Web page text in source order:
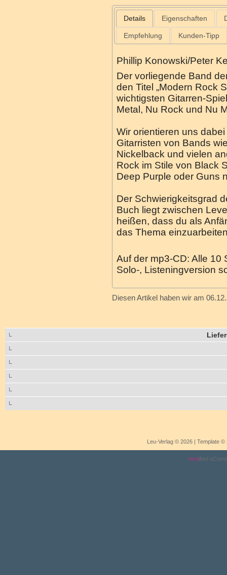
Details Eigenschaften
Empfehlung Kunden-Tipp
Phillip Konowski/Peter
Der vorliegende Band
den Titel „Modern Rock
wichtigsten Gitarren-
Metal, Nu Rock und Nu
Wir orientieren uns
Gitarristen von Bands
Nickelback und vielen
Rock im Stile von Black
Deep Purple oder Guns
Der Schwierigkeitsgrad
Buch liegt zwischen
heißen, dass du als
das Thema
Auf der mp3-CD: Alle 10
Solo-, Listeningversion
Diesen Artikel haben wir am
Leu-Verlag © 2026 | Template
modified